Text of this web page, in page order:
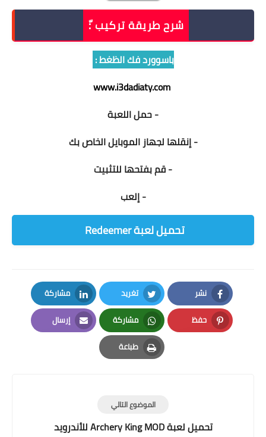
شرح طريقة تركيب :ّ
باسوورد فك الظغط :
www.i3dadiaty.com
- حمل اللعبة
- إنقلها لجهاز الموبايل الخاص بك
- قم بفتحها للتثبيت
- إلعب
تحميل لعبة Redeemer
نشر
Facebook
تغريد
Twitter
مشاركة
LinkedIn
حفظ
Pinterest
مشاركة
Whatsapp
إرسال
Email
طباعة
Print
الموضوع التالي
تحميل لعبة Archery King MOD للأندرويد